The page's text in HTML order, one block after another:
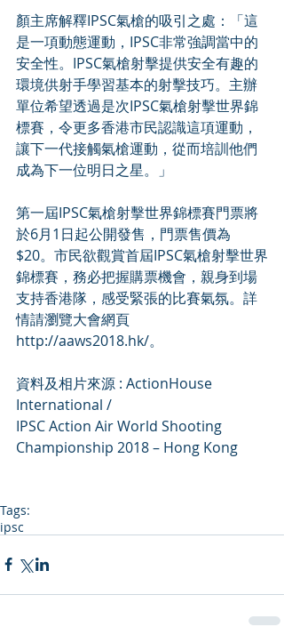
顏主席解釋IPSC氣槍的吸引之處：「這
是一項動態運動，IPSC非常強調當中的
安全性。IPSC氣槍射擊提供安全有趣的
環境供射手學習基本的射擊技巧。主辦
單位希望透過是次IPSC氣槍射擊世界錦
標賽，令更多香港市民認識這項運動，
讓下一代接觸氣槍運動，從而培訓他們
成為下一位明日之星。」
第一屆IPSC氣槍射擊世界錦標賽門票將
於6月1日起公開發售，門票售價為
$20。市民欲觀賞首屆IPSC氣槍射擊世界
錦標賽，務必把握購票機會，親身到場
支持香港隊，感受緊張的比賽氣氛。詳
情請瀏覽大會網頁
http://aaws2018.hk/。
資料及相片來源 : ActionHouse
International /
IPSC Action Air World Shooting
Championship 2018 – Hong Kong
Tags:
ipsc